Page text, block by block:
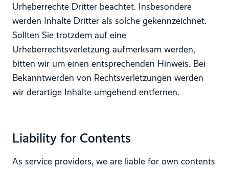
Urheberrechte Dritter beachtet. Insbesondere
werden Inhalte Dritter als solche gekennzeichnet.
Sollten Sie trotzdem auf eine
Urheberrechtsverletzung aufmerksam werden,
bitten wir um einen entsprechenden Hinweis. Bei
Bekanntwerden von Rechtsverletzungen werden
wir derartige Inhalte umgehend entfernen.
Liability for Contents
As service providers, we are liable for own contents